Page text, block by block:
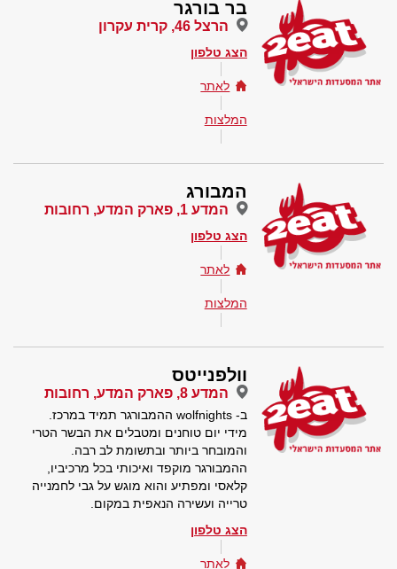
בר בורגר
הרצל 46, קרית עקרון
הצג טלפון
לאתר
המלצות
המבורג
המדע 1, פארק המדע, רחובות
הצג טלפון
לאתר
המלצות
וולפנייטס
המדע 8, פארק המדע, רחובות
ב- wolfnights ההמבורגר תמיד במרכז.
מידי יום טוחנים ומטבלים את הבשר הטרי
והמובחר ביותר ובתשומת לב רבה.
ההמבורגר מוקפד ואיכותי בכל מרכיביו,
קלאסי ומפתיע והוא מוגש על גבי לחמנייה
טרייה ועשירה הנאפית במקום.
הצג טלפון
לאתר